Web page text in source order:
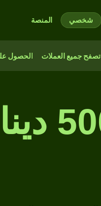
شخصي المنصة
تصفح جميع العملات الحصول